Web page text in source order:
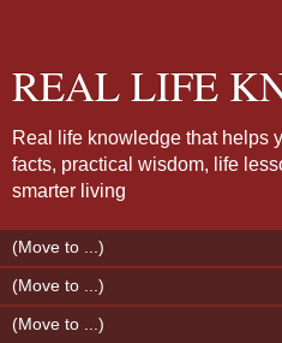
REAL LIFE
Real life knowledge that helps
facts, practical wisdom, life
smarter living